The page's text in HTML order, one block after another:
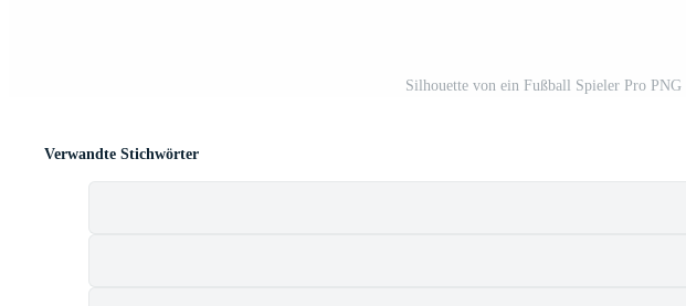
Silhouette von ein Fußball Spieler Pro PNG
Verwandte Stichwörter